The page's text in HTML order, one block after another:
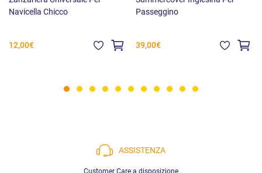
Navicella Chicco
12,00€
Passeggino
39,00€
ASSISTENZA
Customer Care a disposizione